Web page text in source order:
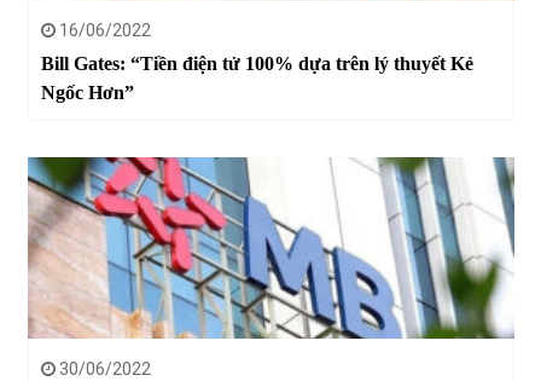
16/06/2022
Bill Gates: “Tiền điện tử 100% dựa trên lý thuyết Kẻ
Ngốc Hơn”
30/06/2022